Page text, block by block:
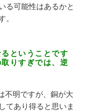
る可能性はあるかと
ということです
りすぎでは、逆
不明ですが、銅が大
てあり得ると思いま